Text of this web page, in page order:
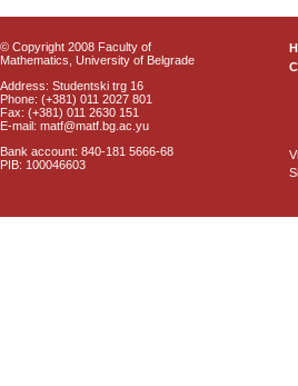
© Copyright 2008 Faculty of
Mathematics, University of Belgrade
Address: Studentski trg 16
Phone: (+381) 011 2027 801
Fax: (+381) 011 2630 151
E-mail: matf@matf.bg.ac.yu
Bank account: 840-181 5666-68
PIB: 100046603